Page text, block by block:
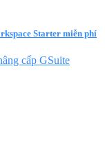
Starter miễn phí
cấp GSuite